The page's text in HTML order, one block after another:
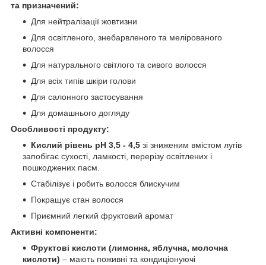
та призначений:
Для нейтралізації жовтизни
Для освітленого, знебарвленого та мелірованого
волосся
Для натурального світлого та сивого волосся
Для всіх типів шкіри голови
Для салонного застосування
Для домашнього догляду
Особливості продукту:
Кислий рівень pH 3,5 - 4,5 зі зниженим вмістом лугів
запобігає сухості, ламкості, перерізу освітлених і
пошкоджених пасм.
Стабілізує і робить волосся блискучим
Покращує стан волосся
Приємний легкий фруктовий аромат
Активні компоненти:
Фруктові кислоти (лимонна, яблучна, молочна
кислоти) – мають поживні та кондиціонуючі